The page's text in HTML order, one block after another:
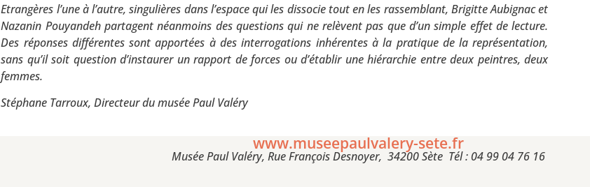
Etrangères l’une à l’autre, singulières dans l’espace qui les dissocie tout en les rassemblant, Brigitte Aubignac et
Nazanin Pouyandeh partagent néanmoins des questions qui ne relèvent pas que d’un simple effet de lecture.
Des réponses différentes sont apportées à des interrogations inhérentes à la pratique de la représentation,
sans qu’il soit question d’instaurer un rapport de forces ou d’établir une hiérarchie entre deux peintres, deux
femmes.
Stéphane Tarroux, Directeur du musée Paul Valéry
www.museepaulvalery-sete.fr
Musée Paul Valéry, Rue François Desnoyer, 34200 Sète Tél : 04 99 04 76 16